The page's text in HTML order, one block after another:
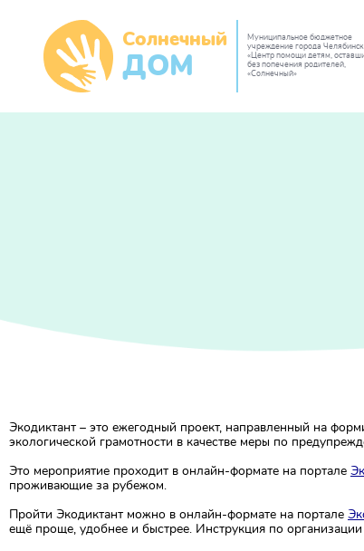
Солнечный
ДОМ
Муниципальное бюджетное
учреждение города
«Центр помощи детям,
без попечения родителей,
«Солнечный»
Экодиктант – это ежегодный проект, направленный на
экологической грамотности в качестве меры по
Это мероприятие проходит в онлайн-формате на портале
проживающие за рубежом.
Пройти Экодиктант можно в онлайн-формате на портале
ещё проще, удобнее и быстрее. Инструкция по